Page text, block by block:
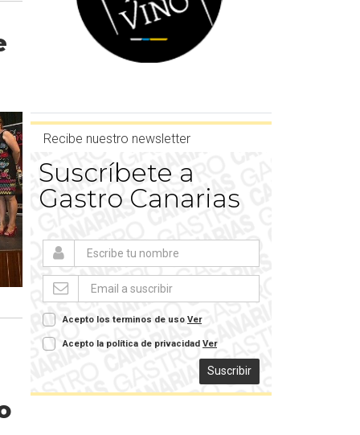
Recibe nuestro newsletter
Suscríbete a
Gastro Canarias
Acepto los terminos de uso Ver
Acepto la política de privacidad Ver
Suscribir